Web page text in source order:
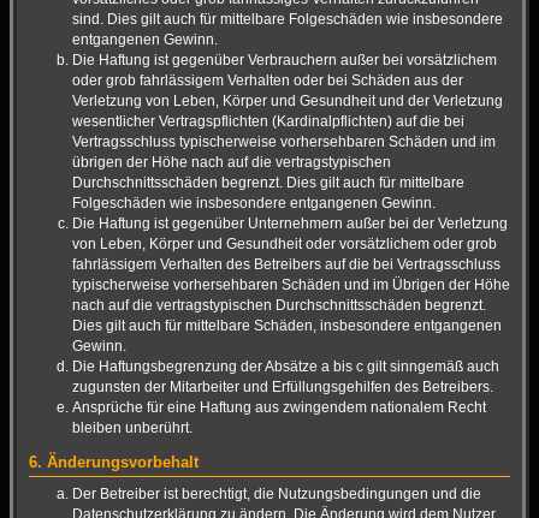
sind. Dies gilt auch für mittelbare Folgeschäden wie insbesondere
entgangenen Gewinn.
Die Haftung ist gegenüber Verbrauchern außer bei vorsätzlichem
oder grob fahrlässigem Verhalten oder bei Schäden aus der
Verletzung von Leben, Körper und Gesundheit und der Verletzung
wesentlicher Vertragspflichten (Kardinalpflichten) auf die bei
Vertragsschluss typischerweise vorhersehbaren Schäden und im
übrigen der Höhe nach auf die vertragstypischen
Durchschnittsschäden begrenzt. Dies gilt auch für mittelbare
Folgeschäden wie insbesondere entgangenen Gewinn.
Die Haftung ist gegenüber Unternehmern außer bei der Verletzung
von Leben, Körper und Gesundheit oder vorsätzlichem oder grob
fahrlässigem Verhalten des Betreibers auf die bei Vertragsschluss
typischerweise vorhersehbaren Schäden und im Übrigen der Höhe
nach auf die vertragstypischen Durchschnittsschäden begrenzt.
Dies gilt auch für mittelbare Schäden, insbesondere entgangenen
Gewinn.
Die Haftungsbegrenzung der Absätze a bis c gilt sinngemäß auch
zugunsten der Mitarbeiter und Erfüllungsgehilfen des Betreibers.
Ansprüche für eine Haftung aus zwingendem nationalem Recht
bleiben unberührt.
6. Änderungsvorbehalt
Der Betreiber ist berechtigt, die Nutzungsbedingungen und die
Datenschutzerklärung zu ändern. Die Änderung wird dem Nutzer